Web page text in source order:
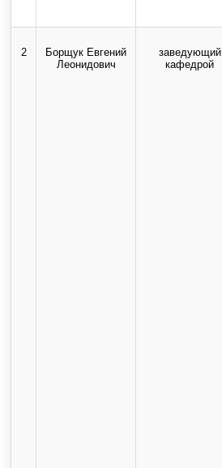
2
Борщук Евгений
Леонидович
заведующий
кафедрой